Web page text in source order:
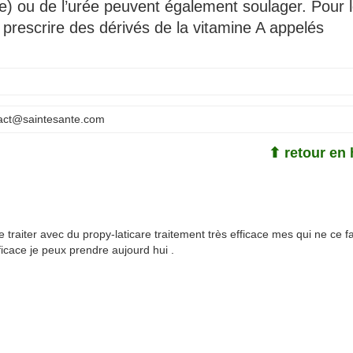
ou de l’urée peuvent également soulager. Pour
des dérivés de la vitamine A appelés
⬆ retour en
traiter avec du propy-laticare traitement très efficace mes qui ne ce
je peux prendre aujourd hui .